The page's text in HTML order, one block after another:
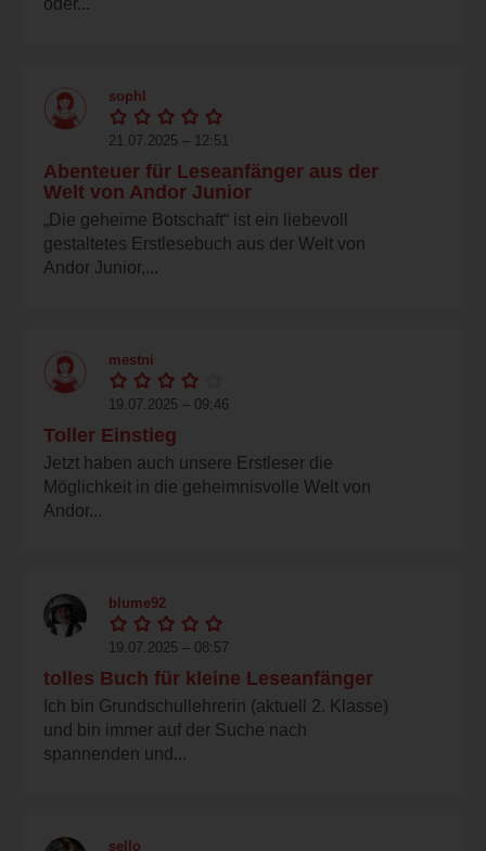
sophl
21.07.2025 – 12:51
Abenteuer für Leseanfänger aus der
Welt von Andor Junior
„Die geheime Botschaft“ ist ein liebevoll
gestaltetes Erstlesebuch aus der Welt von
Andor Junior,...
mestni
19.07.2025 – 09:46
Toller Einstieg
Jetzt haben auch unsere Erstleser die
Möglichkeit in die geheimnisvolle Welt von
Andor...
blume92
19.07.2025 – 08:57
tolles Buch für kleine Leseanfänger
Ich bin Grundschullehrerin (aktuell 2. Klasse)
und bin immer auf der Suche nach
spannenden und...
sello